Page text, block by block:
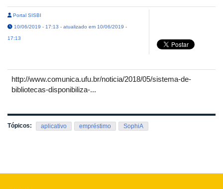
Portal SISBI
10/06/2019 - 17:13 - atualizado em 10/06/2019 -
17:13
http://www.comunica.ufu.br/noticia/2018/05/sistema-de-
bibliotecas-disponibiliza-...
Tópicos: aplicativo empréstimo SophiA